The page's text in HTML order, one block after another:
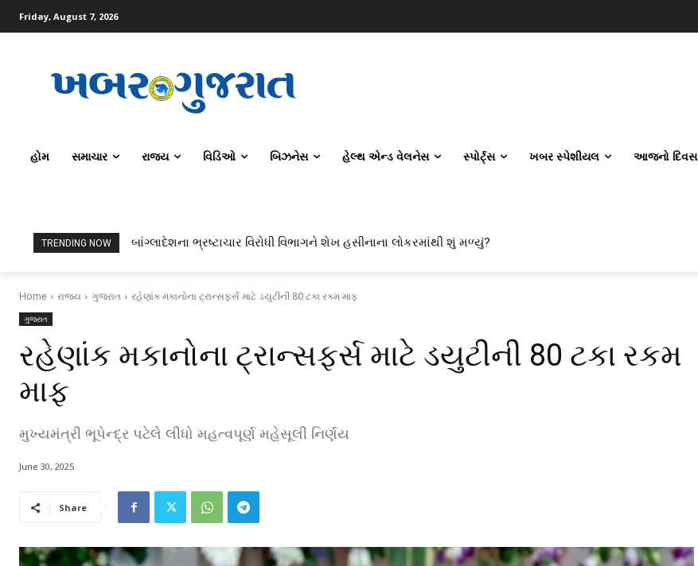
Friday, August 7, 2026
હોમ સમાચાર રાજ્ય વિડિઓ બિઝનેસ હેલ્થ એન્ડ વેલનેસ સ્પોર્ટ્સ ખબર સ્પેશીયલ આજનો દિવસ
TRENDING NOW બાંગ્લાદેશના ભ્રષ્ટાચાર વિરોધી વિભાગને શેખ હસીનાના લોકરમાંથી શું મળ્યું?
Home રાજ્ય ગુજરાત રહેણાંક મકાનોના ટ્રાન્સફર્સ માટે ડયુટીની 80 ટકા રકમ માફ
ગુજરાત
રહેણાંક મકાનોના ટ્રાન્સફર્સ માટે ડયુટીની 80 ટકા રકમ
માફ
મુખ્યમંત્રી ભૂપેન્દ્ર પટેલે લીધો મહત્વપૂર્ણ મહેસૂલી નિર્ણય
June 30, 2025
Share